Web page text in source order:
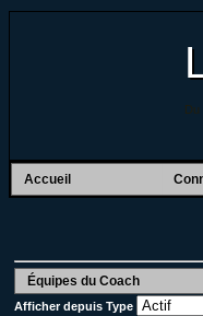
Du
Accueil
Équipes du Coach
Afficher depuis Type